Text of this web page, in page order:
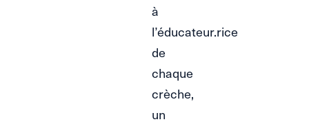
à
l’éducateur.rice
de
chaque
crèche,
un